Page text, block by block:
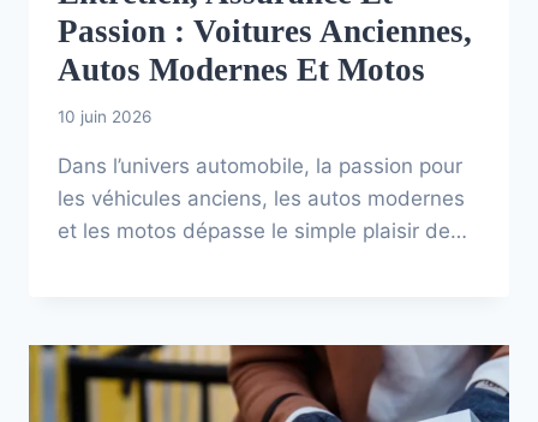
Passion : Voitures Anciennes,
Autos Modernes Et Motos
10 juin 2026
Dans l’univers automobile, la passion pour
les véhicules anciens, les autos modernes
et les motos dépasse le simple plaisir de…